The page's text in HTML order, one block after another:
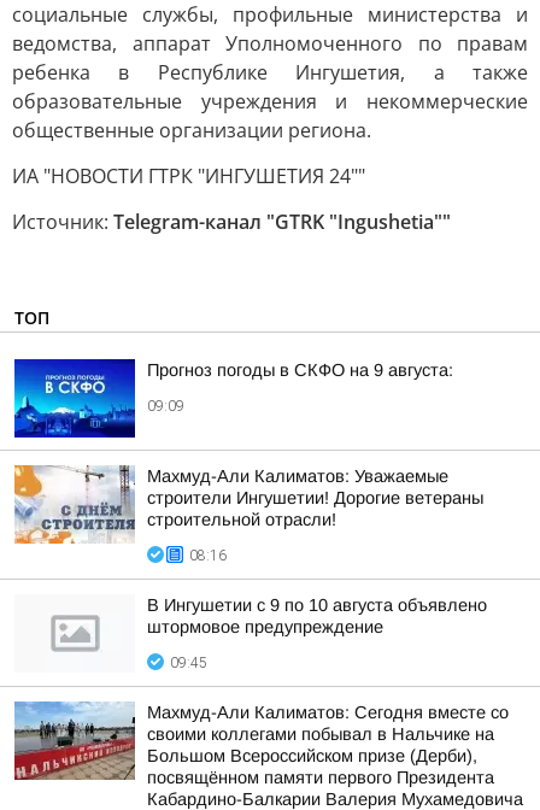
социальные службы, профильные министерства и
ведомства, аппарат Уполномоченного по правам
ребенка в Республике Ингушетия, а также
образовательные учреждения и некоммерческие
общественные организации региона.
ИА "НОВОСТИ ГТРК "ИНГУШЕТИЯ 24""
Источник: Telegram-канал "GTRK "Ingushetia""
ТОП
Прогноз погоды в СКФО на 9 августа:
09:09
Махмуд-Али Калиматов: Уважаемые
строители Ингушетии! Дорогие ветераны
строительной отрасли!
08:16
В Ингушетии с 9 по 10 августа объявлено
штормовое предупреждение
09:45
Махмуд-Али Калиматов: Сегодня вместе со
своими коллегами побывал в Нальчике на
Большом Всероссийском призе (Дерби),
посвящённом памяти первого Президента
Кабардино-Балкарии Валерия Мухамедовича